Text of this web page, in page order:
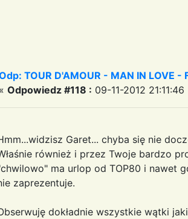
TOUR D'AMOUR - MAN IN LOVE
« Odpowiedz #118 : 09-11-2012 21:11:46
Garet... chyba się nie
również i przez Twoje bardzo
ma urlop od TOP80 i nawet
zaprezentuje.
dokładnie wszystkie wątki